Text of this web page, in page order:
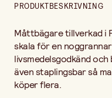
PRODUKTBESKRIVNING
Måttbägare tillverkad i
skala för en
livsmedelsgodkänd
även staplingsbar så
köper flera.